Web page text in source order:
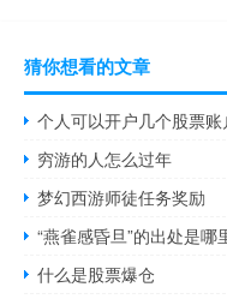
猜你想看的文章
个人可以开户几个股票账
穷游的人怎么过年
梦幻西游师徒任务奖励
“燕雀感昏旦”的出处是哪
什么是股票爆仓